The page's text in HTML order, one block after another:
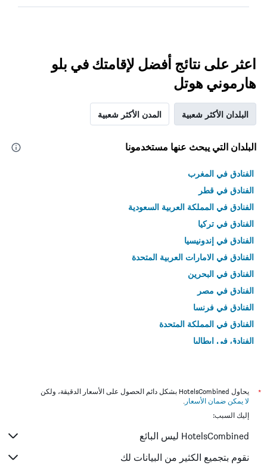
اعثر على نتائج أفضل لإقامتك في بلو
هارموني هوتل
البلدان الأكثر شعبية المدن الأكثر شعبية
البلدان التي يبحث عنها مستخدمونا
الفنادق في المغرب
الفنادق في قطر
الفنادق في المملكة العربية السعودية
الفنادق في تركيا
الفنادق في إندونيسيا
الفنادق في الامارات العربية المتحدة
الفنادق في البحرين
الفنادق في مصر
الفنادق في فرنسا
الفنادق في المملكة المتحدة
الفنادق في إيطاليا
*
يحاول HotelsCombined بشكل دائم الحصول على الأسعار الدقيقة، ولكن
لا يمكن ضمان الأسعار .
إليك السبب:
HotelsCombined ليس البائع
نقوم بتجميع الكثير من البيانات لك